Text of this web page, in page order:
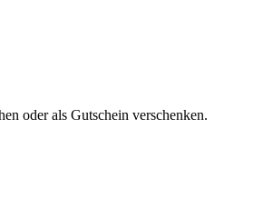
oder als Gutschein verschenken.